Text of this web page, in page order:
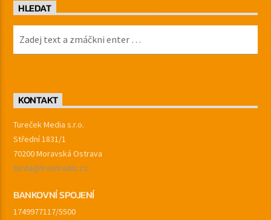
HLEDAT
KONTAKT
Tureček Media s.r.o.
Střední 1831/1
70200 Moravská Ostrava
turda@freshradio.cz
BANKOVNÍ SPOJENÍ
1749977117/5500